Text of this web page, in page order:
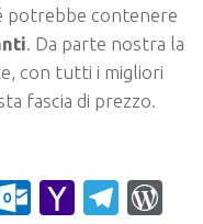
potrebbe contenere
. Da parte nostra la
con tutti i migliori
fascia di prezzo.
Gmail Yahoo